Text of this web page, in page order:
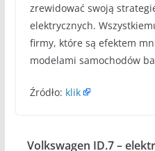
zrewidować swoją
elektrycznych.
firmy, które są efektem
modelami samochodów
Źródło: klik
Volkswagen ID.7 –